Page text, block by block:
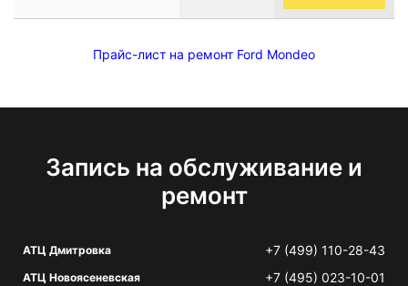
Прайс-лист на ремонт Ford Mondeo
Запись на обслуживание и
ремонт
АТЦ Дмитровка +7 (499) 110-28-43
АТЦ Новоясеневская +7 (495) 023-10-01